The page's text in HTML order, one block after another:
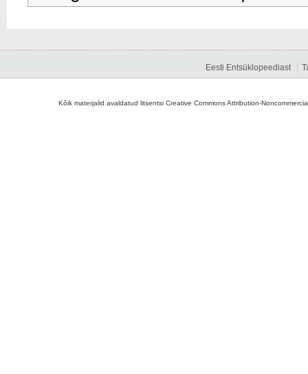
Eesti Entsüklopeediast
Kõik materjalid avaldatud litsentsi Creative Commons Attribution-